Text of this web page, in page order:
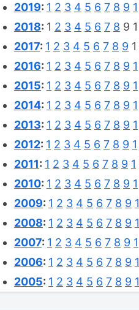
2019: 1 2 3 4 5 6 7 8 9 1
2018: 1 2 3 4 5 6 7 8 9 1
2017: 1 2 3 4 5 6 7 8 9 1
2016: 1 2 3 4 5 6 7 8 9 1
2015: 1 2 3 4 5 6 7 8 9 1
2014: 1 2 3 4 5 6 7 8 9 1
2013: 1 2 3 4 5 6 7 8 9 1
2012: 1 2 3 4 5 6 7 8 9 1
2011: 1 2 3 4 5 6 7 8 9 1
2010: 1 2 3 4 5 6 7 8 9 1
2009: 1 2 3 4 5 6 7 8 9 1
2008: 1 2 3 4 5 6 7 8 9 1
2007: 1 2 3 4 5 6 7 8 9 1
2006: 1 2 3 4 5 6 7 8 9 1
2005: 1 2 3 4 5 6 7 8 9 1